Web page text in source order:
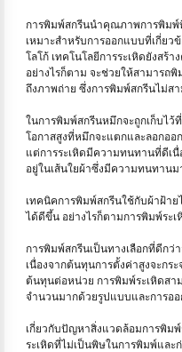
การพิมพ์สกรีนนำคุณภาพการพิม
เหมาะสำหรับการออกแบบที่เกี่ย
โลโก้ เทคโนโลยีการระเหิดยังส
อย่างไรก็ตาม จะช่วยให้สามารถ
ถึงภาพถ่าย ซึ่งการพิมพ์สกรีนไม่ส
ในการพิมพ์สกรีนหมึกจะถูกเก็บไ
โอกาสสูงที่หมึกจะแตกและลอกออ
แต่การระเหิดมีความทนทานที่ดีเนื่
อยู่ในเส้นใยผ้าซึ่งมีความทนทาน
เทคนิคการพิมพ์สกรีนใช้กับผ้าฝ้า
ได้ดีขึ้น อย่างไรก็ตามการพิมพ์ระเ
การพิมพ์สกรีนเป็นทางเลือกที่ดีก
เนื่องจากต้นทุนการตั้งค่าสูงจะก
ต้นทุนต่อหน่วย การพิมพ์ระเหิดสา
จำนวนมากด้วยรูปแบบและการอ
เกี่ยวกับปัญหาสิ่งแวดล้อมการพิม
ระเหิดที่ไม่เป็นพิษในการพิมพ์และ